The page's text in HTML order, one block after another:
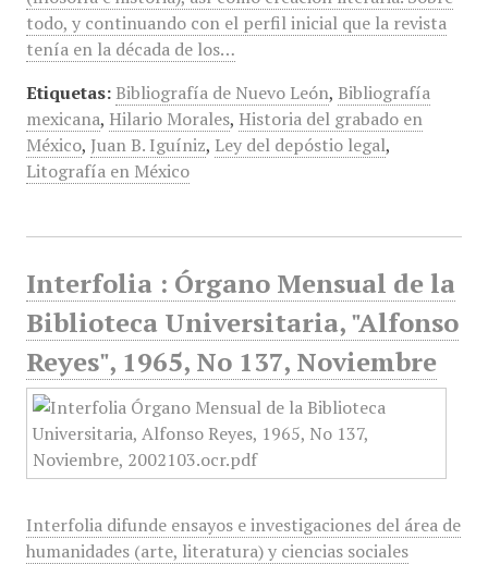
todo, y continuando con el perfil inicial que la revista
tenía en la década de los…
Etiquetas: Bibliografía de Nuevo León, Bibliografía
mexicana, Hilario Morales, Historia del grabado en
México, Juan B. Iguíniz, Ley del depóstio legal,
Litografía en México
Interfolia : Órgano Mensual de la
Biblioteca Universitaria, "Alfonso
Reyes", 1965, No 137, Noviembre
Interfolia difunde ensayos e investigaciones del área de
humanidades (arte, literatura) y ciencias sociales